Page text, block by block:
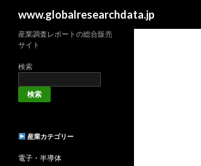
www.globalresearchdata.jp
産業調査レポートの総合販売
サイト
検索
検索
産業カテゴリー
電子・半導体